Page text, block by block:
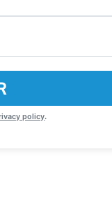
policy.